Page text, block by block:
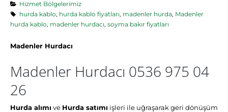
Hizmet Bölgelerimiz
hurda kablo, hurda kablo fiyatları, madenler hurda, Madenler
hurda kablo, madenler hurdacı, soyma bakır fiyatları
Madenler Hurdacı
Madenler Hurdacı 0536 975 04
26
Hurda alımı ve Hurda satımı işleri ile uğraşarak geri dönüşüm